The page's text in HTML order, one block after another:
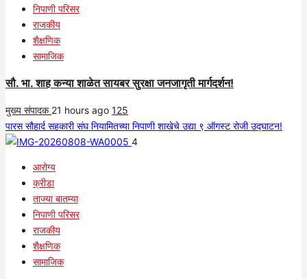
निपाणी परिसर
राजकीय
शैक्षणिक
सामाजिक
सौ. भा. शाह कन्या शाळेत सायबर सुरक्षा जनजागृती मार्गदर्शन!
मुख्य संपादक 21 hours ago 125
पारस सौहार्द सहकारी संघ नियामितच्या निपाणी शाखेचे उद्या ९ ऑगस्ट रोजी उद्घाटन!
4
आरोग्य
क्रीडा
ताज्या बातम्या
निपाणी परिसर
राजकीय
शैक्षणिक
सामाजिक